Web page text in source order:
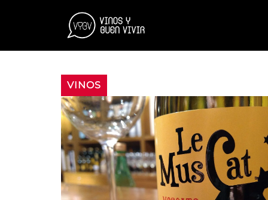
VINOS